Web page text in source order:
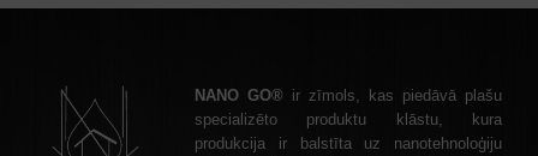
NANO GO® ir zīmols, kas piedāvā plašu
specializēto produktu klāstu, kura
produkcija ir balstīta uz nanotehnoloģiju